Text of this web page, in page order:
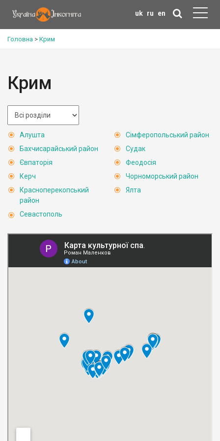
uk ru en
Головна > Крим
Крим
Алушта
Бахчисарайський район
Євпаторія
Керч
Красноперекопський
район
Севастополь
Сімферопольський район
Судак
Феодосія
Чорноморський район
Ялта